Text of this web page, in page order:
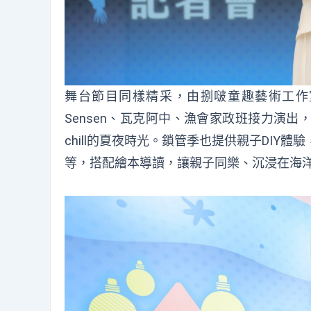
舞台節目同樣精采，由捌啵童趣藝術工
Sensen、瓦克阿中、漁會家政班接力演出
chill的夏夜時光。鎖管季也提供親子DIY體
等，搭配繪本導讀，讓親子同樂、沉浸在海